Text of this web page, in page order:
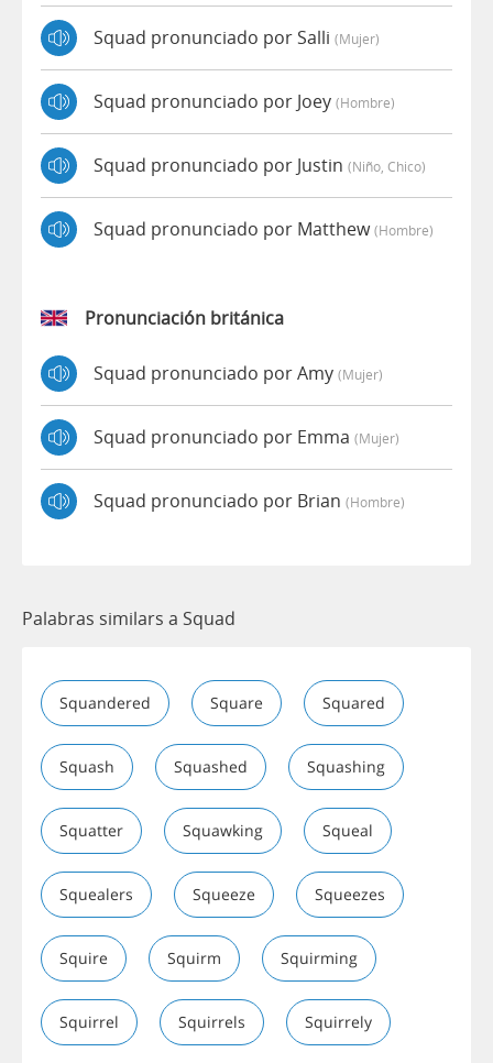
Squad pronunciado por Salli (mujer)
Squad pronunciado por Joey (hombre)
Squad pronunciado por Justin (niño, Chico)
Squad pronunciado por Matthew(hombre)
Pronunciación británica
Squad pronunciado por Amy (mujer)
Squad pronunciado por Emma (mujer)
Squad pronunciado por Brian (hombre)
Palabras similars a Squad
Squandered Square Squared
Squash Squashed Squashing
Squatter Squawking Squeal
Squealers Squeeze Squeezes
Squire Squirm Squirming
Squirrel Squirrels Squirrely